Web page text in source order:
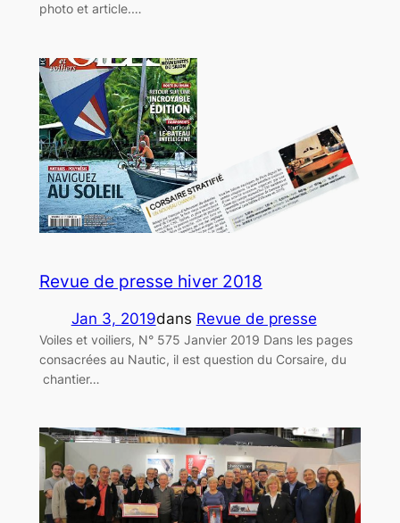
photo et article.…
Revue de presse hiver 2018
Jan 3, 2019dans Revue de presse
Voiles et voiliers, N° 575 Janvier 2019 Dans les pages
consacrées au Nautic, il est question du Corsaire, du
chantier…